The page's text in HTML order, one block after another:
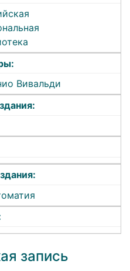
Вивальди
запись